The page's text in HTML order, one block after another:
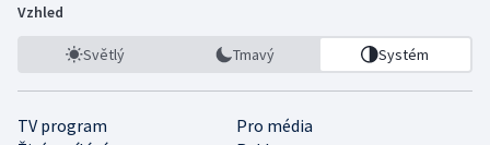
Vzhled
Světlý Tmavý Systém
TV program
Pro média